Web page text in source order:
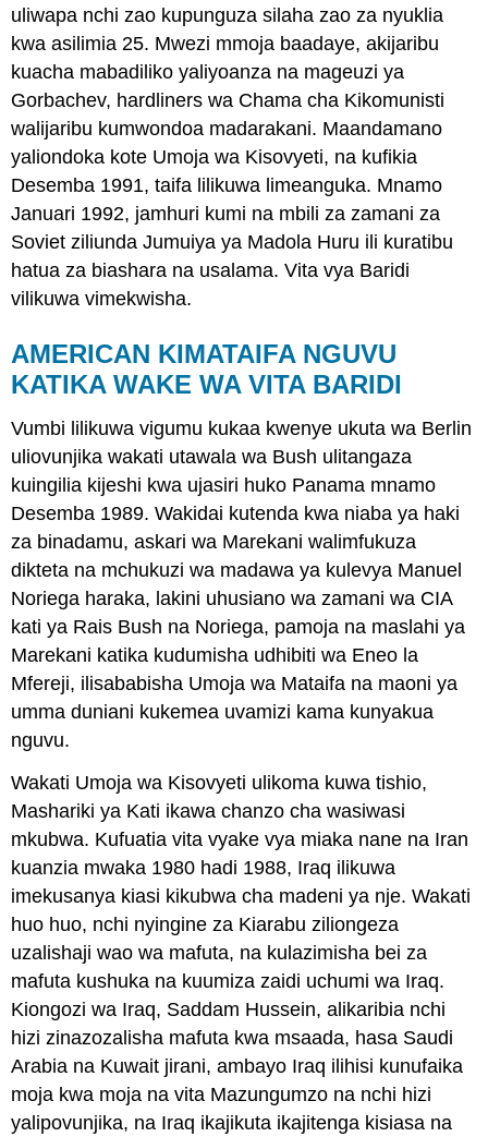
uliwapa nchi zao kupunguza silaha zao za nyuklia
kwa asilimia 25. Mwezi mmoja baadaye, akijaribu
kuacha mabadiliko yaliyoanza na mageuzi ya
Gorbachev, hardliners wa Chama cha Kikomunisti
walijaribu kumwondoa madarakani. Maandamano
yaliondoka kote Umoja wa Kisovyeti, na kufikia
Desemba 1991, taifa lilikuwa limeanguka. Mnamo
Januari 1992, jamhuri kumi na mbili za zamani za
Soviet ziliunda Jumuiya ya Madola Huru ili kuratibu
hatua za biashara na usalama. Vita vya Baridi
vilikuwa vimekwisha.
AMERICAN KIMATAIFA NGUVU
KATIKA WAKE WA VITA BARIDI
Vumbi lilikuwa vigumu kukaa kwenye ukuta wa Berlin
uliovunjika wakati utawala wa Bush ulitangaza
kuingilia kijeshi kwa ujasiri huko Panama mnamo
Desemba 1989. Wakidai kutenda kwa niaba ya haki
za binadamu, askari wa Marekani walimfukuza
dikteta na mchukuzi wa madawa ya kulevya Manuel
Noriega haraka, lakini uhusiano wa zamani wa CIA
kati ya Rais Bush na Noriega, pamoja na maslahi ya
Marekani katika kudumisha udhibiti wa Eneo la
Mfereji, ilisababisha Umoja wa Mataifa na maoni ya
umma duniani kukemea uvamizi kama kunyakua
nguvu.
Wakati Umoja wa Kisovyeti ulikoma kuwa tishio,
Mashariki ya Kati ikawa chanzo cha wasiwasi
mkubwa. Kufuatia vita vyake vya miaka nane na Iran
kuanzia mwaka 1980 hadi 1988, Iraq ilikuwa
imekusanya kiasi kikubwa cha madeni ya nje. Wakati
huo huo, nchi nyingine za Kiarabu ziliongeza
uzalishaji wao wa mafuta, na kulazimisha bei za
mafuta kushuka na kuumiza zaidi uchumi wa Iraq.
Kiongozi wa Iraq, Saddam Hussein, alikaribia nchi
hizi zinazozalisha mafuta kwa msaada, hasa Saudi
Arabia na Kuwait jirani, ambayo Iraq ilihisi kunufaika
moja kwa moja na vita Mazungumzo na nchi hizi
yalipovunjika, na Iraq ikajikuta ikajitenga kisiasa na